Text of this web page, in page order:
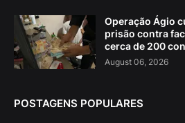
Operação Ágio
prisão contra
cerca de 200
August 06, 2026
POSTAGENS POPULARES